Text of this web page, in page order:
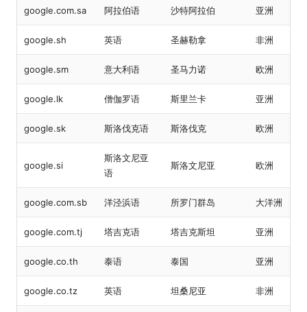
google.com.sa 阿拉伯语 沙特阿拉伯 亚洲
google.sh 英语 圣赫勒拿 非洲
google.sm 意大利语 圣马力诺 欧洲
google.lk 僧伽罗语 斯里兰卡 亚洲
google.sk 斯洛伐克语 斯洛伐克 欧洲
google.si
斯洛文尼亚
语
斯洛文尼亚 欧洲
google.com.sb 洋泾浜语 所罗门群岛 大洋洲
google.com.tj 塔吉克语 塔吉克斯坦 亚洲
google.co.th 泰语 泰国 亚洲
google.co.tz 英语 坦桑尼亚 非洲